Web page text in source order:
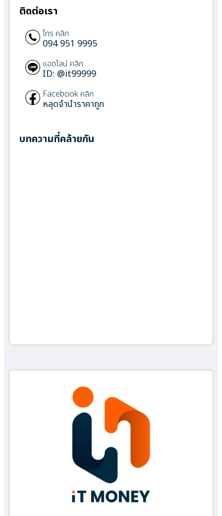
ติดต่อเรา
โทร คลิก
094 951 9995
แอดไลน์ คลิก
ID: @it99999
Facebook คลิก
หลุดจำนำราคาถูก
บทความที่คล้ายกัน